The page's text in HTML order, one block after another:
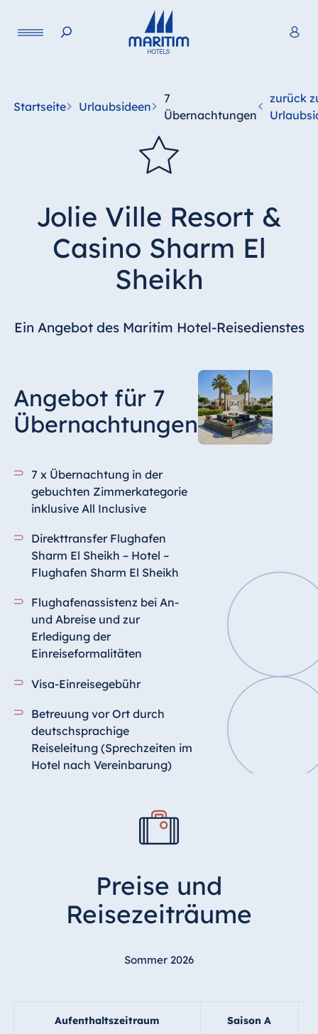
Startseite Urlaubsideen
7
Übernachtungen
zurück
Jolie Ville Resort &
Casino Sharm El
Sheikh
Ein Angebot des Maritim Hotel-Reisedienstes
Angebot für 7
Übernachtungen
7 x Übernachtung in der
gebuchten Zimmerkategorie
inklusive All Inclusive
Direkttransfer Flughafen
Sharm El Sheikh – Hotel –
Flughafen Sharm El Sheikh
Flughafenassistenz bei An-
und Abreise und zur
Erledigung der
Einreiseformalitäten
Visa-Einreisegebühr
Betreuung vor Ort durch
deutschsprachige
Reiseleitung (Sprechzeiten im
Hotel nach Vereinbarung)
Preise und
Reisezeiträume
Sommer 2026
Aufenthaltszeitraum Saison A